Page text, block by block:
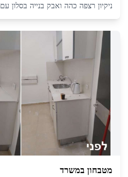
ניקיון רצפה כהה ואבק בנייה בסלון
מטבחון במשרד